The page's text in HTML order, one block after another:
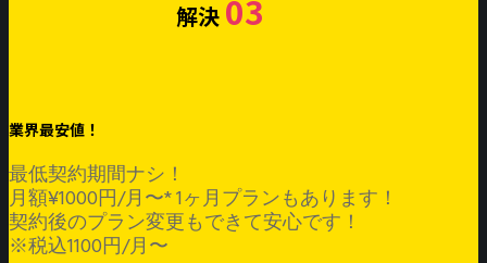
解決 03
業界最安値！
最低契約期間ナシ！
月額¥1000円/月〜* 1ヶ月プランもあります！
契約後のプラン変更もできて安心です！
※税込1100円/月〜